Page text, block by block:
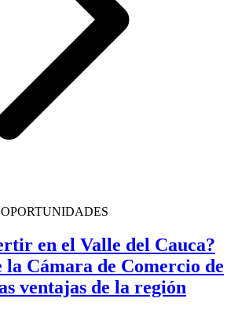
en el Valle del Cauca?
la Cámara de Comercio de
ventajas de la región